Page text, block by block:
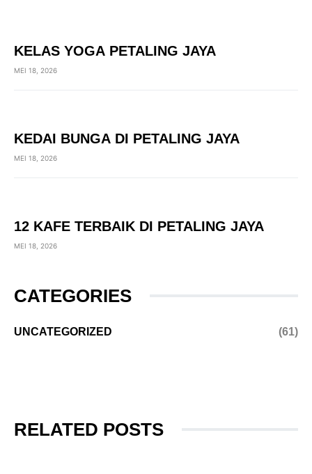
KELAS YOGA PETALING JAYA
MEI 18, 2026
KEDAI BUNGA DI PETALING JAYA
MEI 18, 2026
12 KAFE TERBAIK DI PETALING JAYA
MEI 18, 2026
CATEGORIES
UNCATEGORIZED (61)
RELATED POSTS